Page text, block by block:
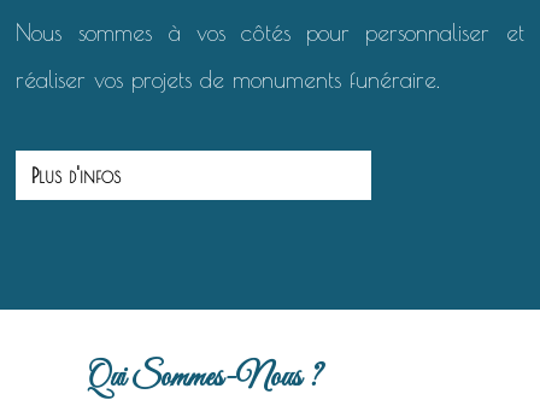
Nous sommes à vos côtés pour personnaliser et
réaliser vos projets de monuments funéraire.
Plus d'infos
Qui Sommes-Nous ?